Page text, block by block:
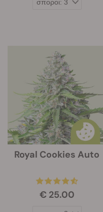
Royal Cookies Auto
€ 25.00